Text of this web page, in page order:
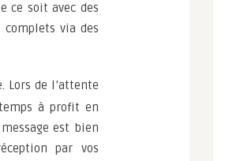
ce soit avec des
via des
de l’attente
à profit en
est bien
par vos